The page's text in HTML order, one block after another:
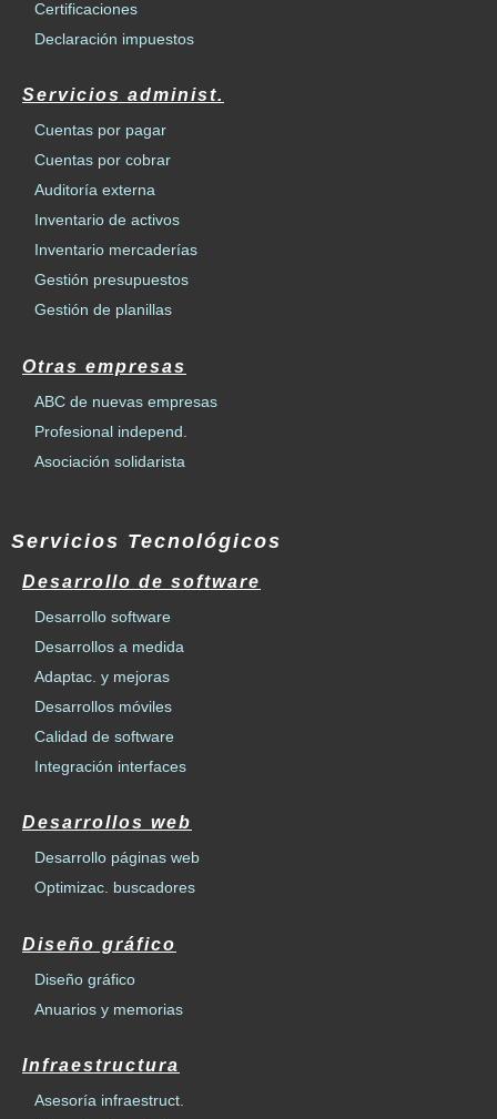
Certificaciones
Declaración impuestos
Servicios administ.
Cuentas por pagar
Cuentas por cobrar
Auditoría externa
Inventario de activos
Inventario mercaderías
Gestión presupuestos
Gestión de planillas
Otras empresas
ABC de nuevas empresas
Profesional independ.
Asociación solidarista
Servicios Tecnológicos
Desarrollo de software
Desarrollo software
Desarrollos a medida
Adaptac. y mejoras
Desarrollos móviles
Calidad de software
Integración interfaces
Desarrollos web
Desarrollo páginas web
Optimizac. buscadores
Diseño gráfico
Diseño gráfico
Anuarios y memorias
Infraestructura
Asesoría infraestruct.